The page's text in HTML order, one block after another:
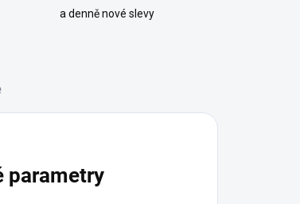
a denně nové slevy
parametry